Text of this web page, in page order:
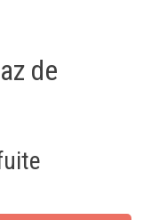
de